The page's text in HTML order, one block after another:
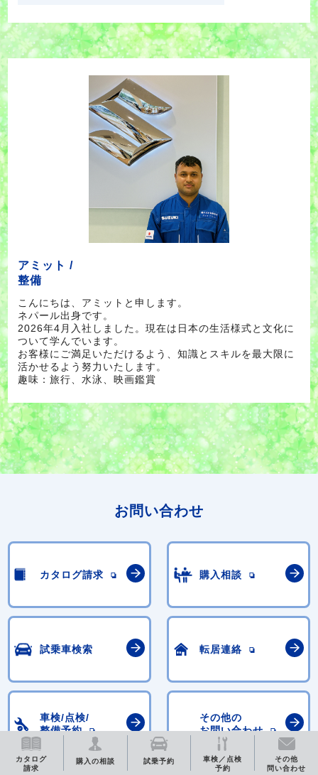
アミット /
整備
こんにちは、アミットと申します。
ネパール出身です。
2026年4月入社しました。現在は日本の生活様式と文化に
ついて学んでいます。
お客様にご満足いただけるよう、知識とスキルを最大限に
活かせるよう努力いたします。
趣味：旅行、水泳、映画鑑賞
お問い合わせ
カタログ請求 購入相談
試乗車検索 転居連絡
車検/点検/
整備予約
その他の
お問い合わせ
カタログ
請求
購入の相談 試乗予約
車検／点検
予約
その他
問い合わせ